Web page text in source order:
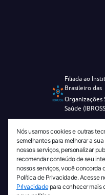
Filiada ao
Brasileiro das
Organizações
Saúde
Revista
de
Nós usamos cookies e outras
semelhantes para melhorar a
nossos serviços, personalizar
recomendar conteúdo de seu
nossos serviços, você concorda
Política de Privacidade. Acesse
Privacidadepara conhecer mais